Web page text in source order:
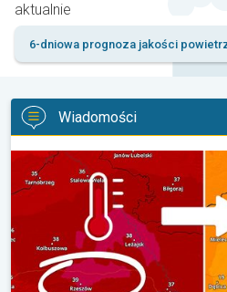
aktualnie
6-dniowa prognoza jakości
Wiadomości
20 stopni różnicy z dnia na dzień.